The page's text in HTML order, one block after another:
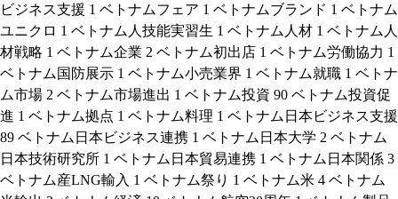
ビジネス支援 1 ベトナムフェア 1 ベトナムブランド 1 ベトナム
ユニクロ 1 ベトナム人技能実習生 1 ベトナム人材 1 ベトナム人
材戦略 1 ベトナム企業 2 ベトナム初出店 1 ベトナム労働協力 1
ベトナム国防展示 1 ベトナム小売業界 1 ベトナム就職 1 ベトナ
ム市場 2 ベトナム市場進出 1 ベトナム投資 90 ベトナム投資促
進 1 ベトナム拠点 1 ベトナム料理 1 ベトナム日本ビジネス支援
89 ベトナム日本ビジネス連携 1 ベトナム日本大学 2 ベトナム
日本技術研究所 1 ベトナム日本貿易連携 1 ベトナム日本関係 3
ベトナム産LNG輸入 1 ベトナム祭り 1 ベトナム米 4 ベトナム